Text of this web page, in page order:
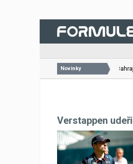
Novinky
26.07.2026 VC
Verstappen